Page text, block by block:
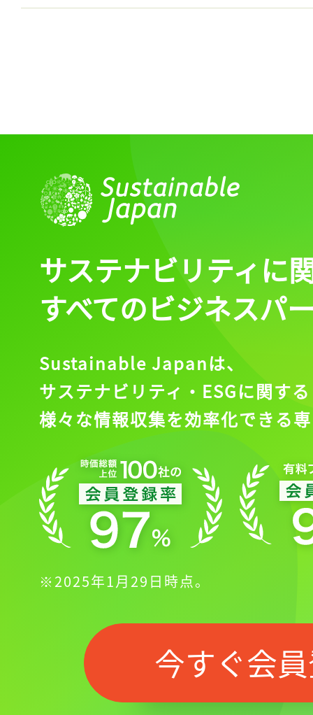
サステナビリティに
すべてのビジネスパ
Sustainable Japanは、
サステナビリティ・ESGに関する
様々な情報収集を効率化できる
※2025年1月29日時点。
今すぐ会